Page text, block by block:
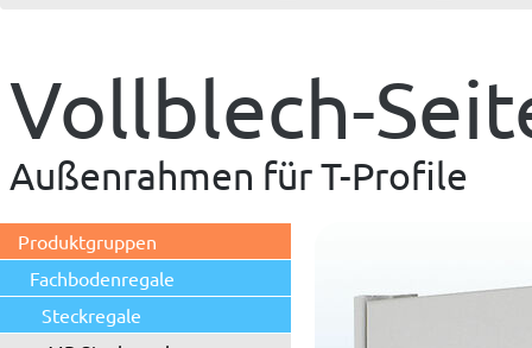
Vollblech-
Außenrahmen für T-Profile
Produktgruppen
Fachbodenregale
Steckregale